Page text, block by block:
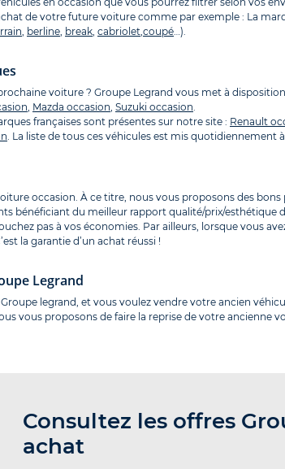
de votre future voiture comme par exemple : La
berline break cabriolet coupé …).
voiture ? Groupe Legrand vous met à
Mazda occasion Suzuki occasion
françaises sont présentes sur notre site : Renault
. La liste de tous ces véhicules est mis
occasion. À ce titre, nous vous proposons des
bénéficiant du meilleur rapport qualité/prix/
pas à vos économies. Par ailleurs, lorsque vous
la garantie d’un achat réussi !
Legrand
legrand, et vous voulez vendre votre ancien
vous proposons de faire la reprise de votre ancienne
Consultez les offres
achat